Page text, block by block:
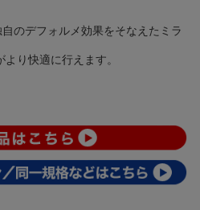
のデフォルメ効果をそなえたミラ
り快適に行えます。